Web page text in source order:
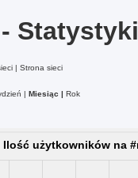
Statystyki
Strona sieci
Miesiąc Rok